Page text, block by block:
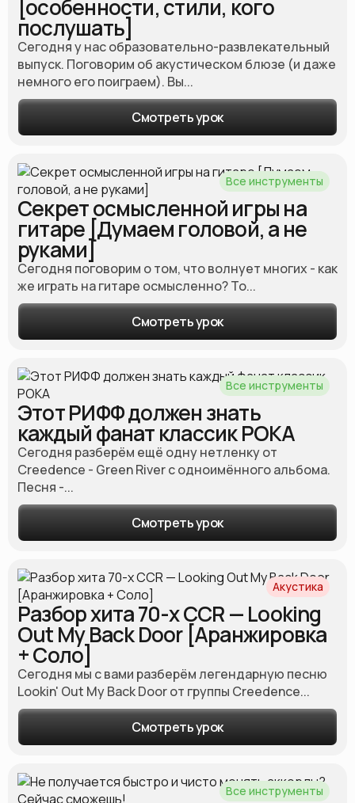
[особенности, стили, кого
послушать]
Сегодня у нас образовательно-развлекательный
выпуск. Поговорим об акустическом блюзе (и даже
немного его поиграем). Вы...
Смотреть урок
Все инструменты
Секрет осмысленной игры на
гитаре [Думаем головой, а не
руками]
Сегодня поговорим о том, что волнует многих - как
же играть на гитаре осмысленно? То...
Смотреть урок
Все инструменты
Этот РИФФ должен знать
каждый фанат классик РОКА
Сегодня разберём ещё одну нетленку от
Creedence - Green River с одноимённого альбома.
Песня -...
Смотреть урок
Акустика
Разбор хита 70-х CCR — Looking
Out My Back Door [Аранжировка
+ Соло]
Сегодня мы с вами разберём легендарную песню
Lookin' Out My Back Door от группы Creedence...
Смотреть урок
Все инструменты